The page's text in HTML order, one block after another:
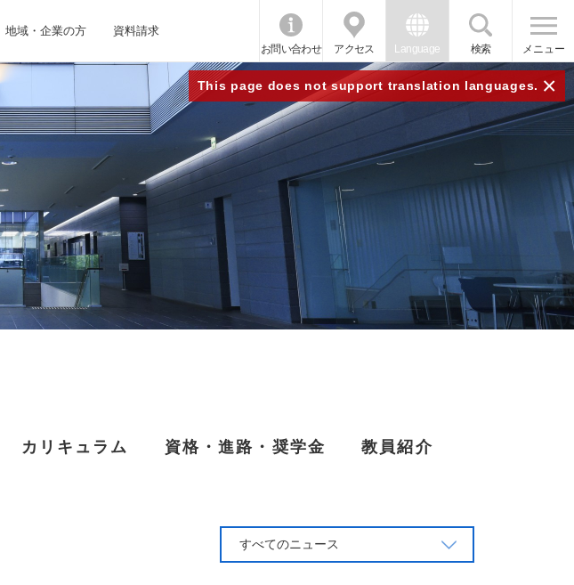
地域・企業の方 資料請求
お問い合わせ アクセス Language 検索 メニュー
This page does not support translation languages. ×
カリキュラム 資格・進路・奨学金 教員紹介
すべてのニュース